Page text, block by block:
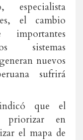
especialista
el cambio
sistemas
nuevos
sufrirá
que el
priorizar en
el mapa de